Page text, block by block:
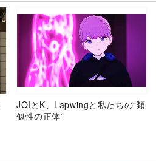
JOIとK、Lapwingと私たちの“類
似性の正体”